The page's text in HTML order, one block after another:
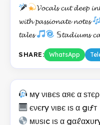
𝓥𝓸𝓬𝓪𝓵𝓼 𝓬𝓾𝓽 𝓭𝓮𝓮𝓹
𝔀𝓲𝓽𝓱 𝓹𝓪𝓼𝓼𝓲𝓸𝓷𝓪𝓽𝓮 𝓷𝓸𝓽𝓮𝓼
𝓽𝓪𝓵𝓮𝓼
𝕊𝓽𝓪𝓭𝓲𝓾𝓶𝓼
SHARE: WhatsApp
мy νιвєѕ αяє α
єνєry νιвє ιѕ α gιƒт
мυѕιc ιѕ α